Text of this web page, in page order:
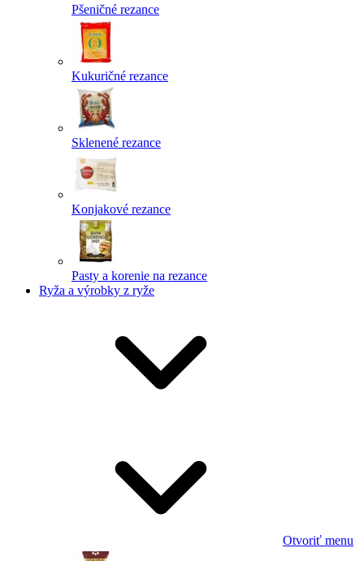
Pšeničné rezance
Kukuričné rezance
Sklenené rezance
Konjakové rezance
Pasty a korenie na rezance
Ryža a výrobky z ryže
Otvoriť menu